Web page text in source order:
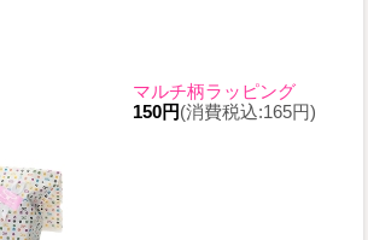
マルチ柄ラッピング
150円(消費税込:165円)